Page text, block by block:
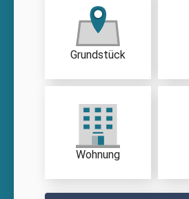
Grundstück
Wohnung